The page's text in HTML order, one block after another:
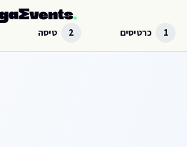
1 כרטיסים 2 טיסה